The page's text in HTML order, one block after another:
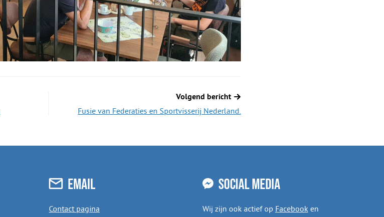
Volgend bericht
Fusie van Federaties en Sportvisserij Nederland.
Email
Contact pagina
Social media
Wij zijn ook actief op Facebooken